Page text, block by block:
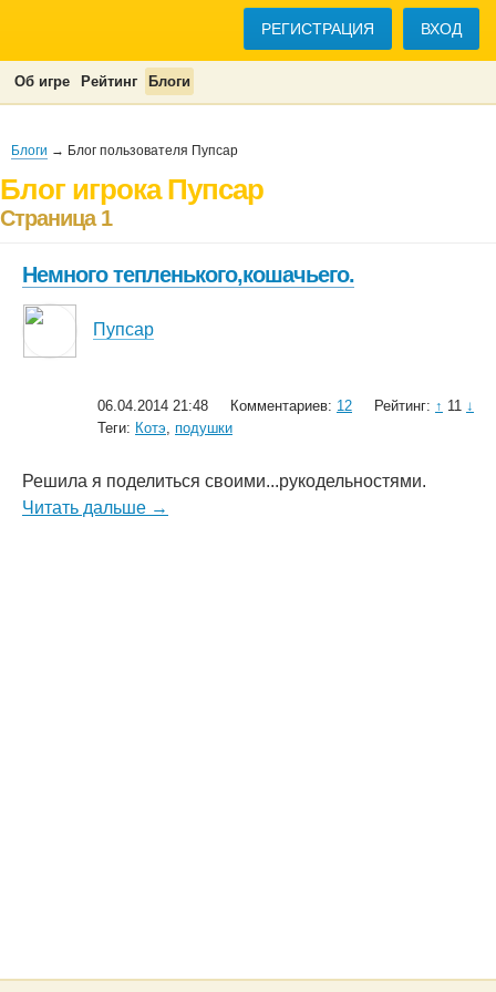
РЕГИСТРАЦИЯ ВХОД
Об игре Рейтинг Блоги
Блоги → Блог пользователя Пупсар
Блог игрока Пупсар
Страница 1
Немного тепленького,кошачьего.
Пупсар
06.04.2014 21:48 Комментариев: 12 Рейтинг: ↑ 11 ↓
Теги: Котэ, подушки
Решила я поделиться своими...рукодельностями.
Читать дальше →